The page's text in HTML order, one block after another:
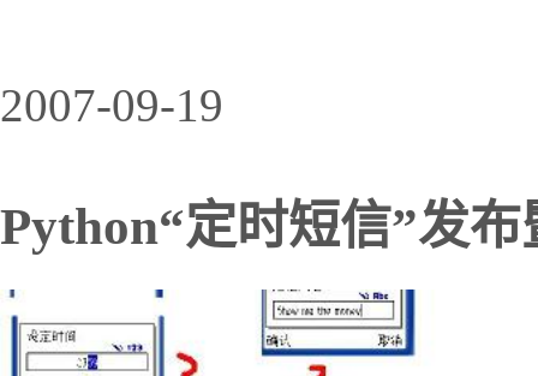
2007-09-19
Python“定时短信”发